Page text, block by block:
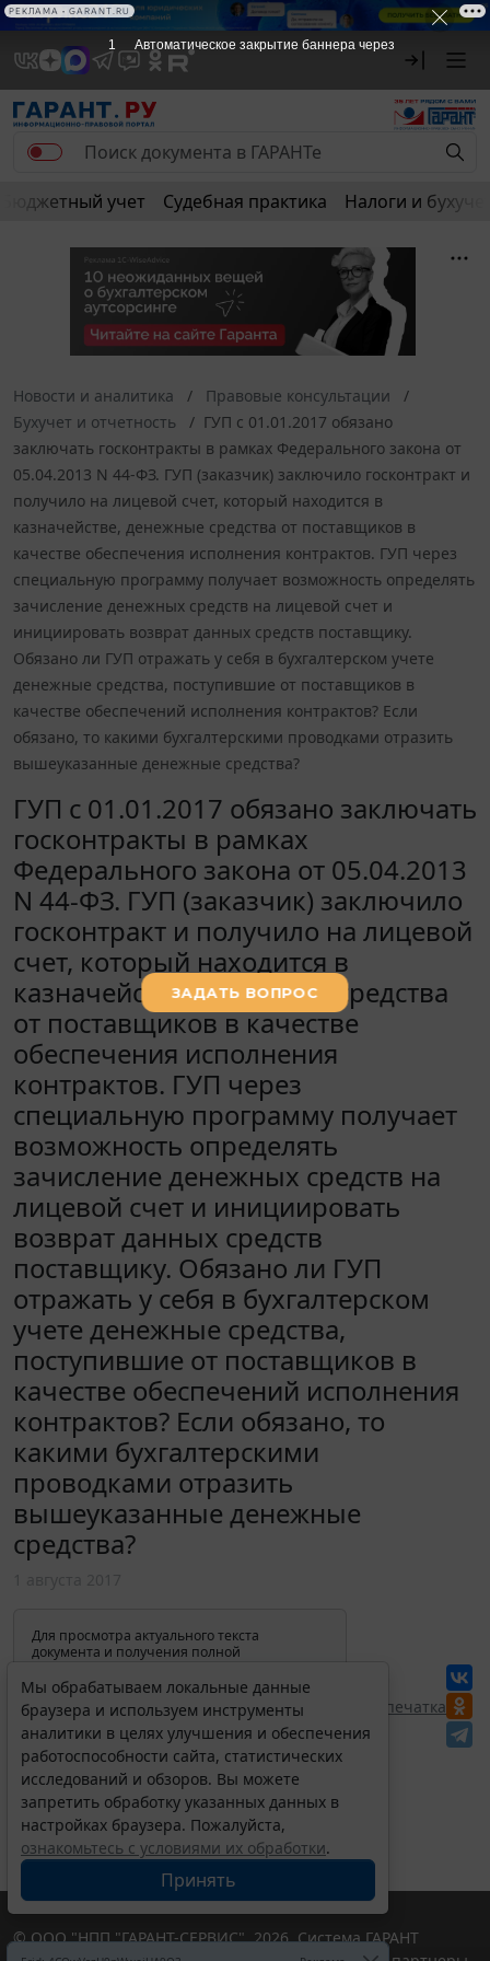
РЕКЛАМА
Бюджетный учет Судебная практика Налоги и
Новости и аналитика
Правовые консультации
Бухучет и отчетность
ГУП с 01.01.2017 обязано
заключать госконтракты в рамках Федерального закона от
05.04.2013 N 44-ФЗ. ГУП (заказчик) заключило госконтракт и
получило на лицевой счет, который находится в
казначействе, денежные средства от поставщиков в
качестве обеспечения исполнения контрактов. ГУП через
специальную программу получает возможность определять
зачисление денежных средств на лицевой счет и
инициировать возврат данных средств поставщику.
Обязано ли ГУП отражать у себя в бухгалтерском учете
денежные средства, поступившие от поставщиков в
качестве обеспечений исполнения контрактов? Если
обязано, то какими бухгалтерскими проводками отразить
вышеуказанные денежные средства?
ГУП с 01.01.2017 обязано заключать
госконтракты в рамках
Федерального закона от 05.04.2013
N 44-ФЗ. ГУП (заказчик) заключило
госконтракт и получило на лицевой
счет, который находится в
казначействе, денежные средства
от поставщиков в качестве
обеспечения исполнения
контрактов. ГУП через
специальную программу получает
возможность определять
зачисление денежных средств на
лицевой счет и инициировать
возврат данных средств
поставщику. Обязано ли ГУП
отражать у себя в бухгалтерском
учете денежные средства,
поступившие от поставщиков в
качестве обеспечений исполнения
контрактов? Если обязано, то
какими бухгалтерскими
проводками отразить
вышеуказанные денежные
средства?
Для просмотра актуального текста
документа и получения полной
изменениях и порядке применения
документа, воспользуйтесь поиском в
Интернет-версии системы ГАРАНТ:
Перепечатка
Мы обрабатываем локальные данные
браузера и используем инструменты
аналитики в целях улучшения и обеспечения
работоспособности сайта, статистических
исследований и обзоров. Вы можете
запретить обработку указанных данных в
настройках браузера. Пожалуйста,
ознакомьтесь с условиями их обработки.
Принять
© ООО "НПП "ГАРАНТ-СЕРВИС", 2026. Система ГАРАНТ
1 Автоматическое закрытие баннера через
РЕКЛАМА • GARANT.RU